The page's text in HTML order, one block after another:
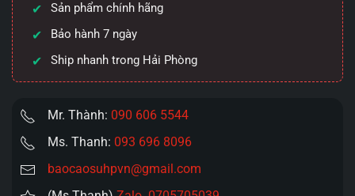
lượng
Sản phẩm chính hãng
Bảo hành 7 ngày
Ship nhanh trong Hải Phòng
Mr. Thành: 090 606 5544
Ms. Thanh: 093 696 8096
baocaosuhpvn@gmail.com